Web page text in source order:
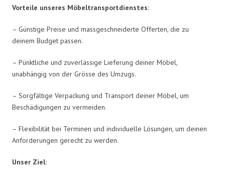
Vorteile unseres Möbeltransportdienstes:
– Günstige Preise und massgeschneiderte Offerten, die zu
deinem Budget passen.
– Pünktliche und zuverlässige Lieferung deiner Möbel,
unabhängig von der Grösse des Umzugs.
– Sorgfältige Verpackung und Transport deiner Möbel, um
Beschädigungen zu vermeiden.
– Flexibilität bei Terminen und individuelle Lösungen, um deinen
Anforderungen gerecht zu werden.
Unser Ziel: